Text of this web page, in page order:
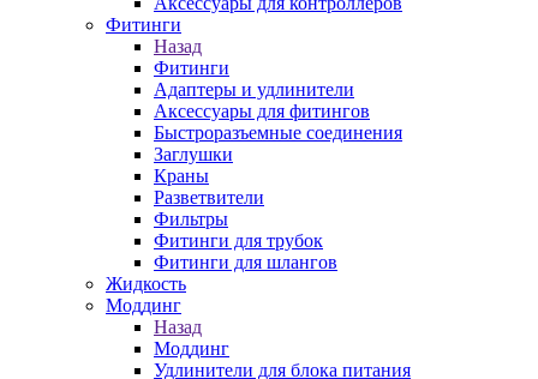
Фитинги
Назад
Фитинги
Адаптеры и удлинители
Аксессуары для фитингов
Быстроразъемные соединения
Заглушки
Краны
Разветвители
Фильтры
Фитинги для трубок
Фитинги для шлангов
Жидкость
Моддинг
Назад
Моддинг
Удлинители для блока питания